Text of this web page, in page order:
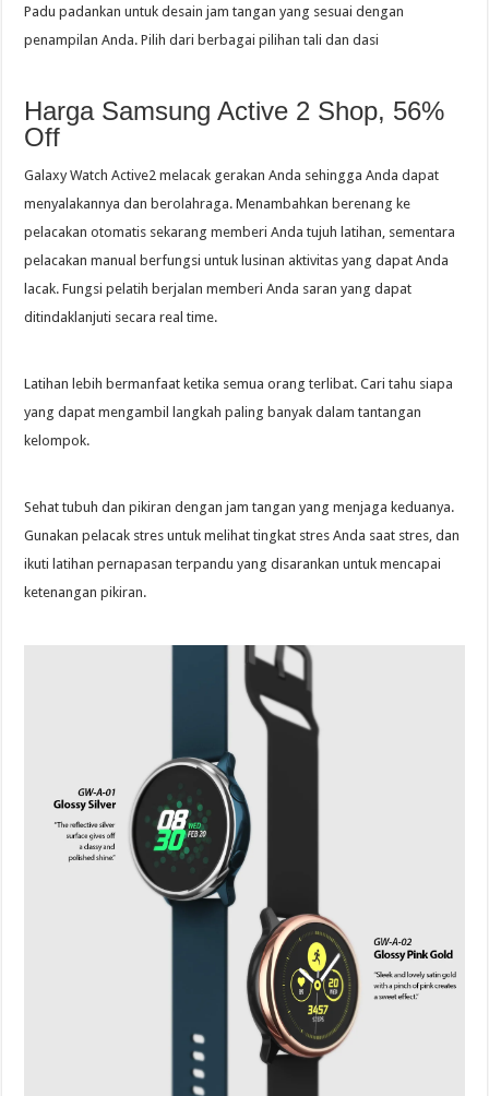
Padu padankan untuk desain jam tangan yang sesuai dengan
penampilan Anda. Pilih dari berbagai pilihan tali dan dasi
Harga Samsung Active 2 Shop, 56%
Off
Galaxy Watch Active2 melacak gerakan Anda sehingga Anda dapat
menyalakannya dan berolahraga. Menambahkan berenang ke
pelacakan otomatis sekarang memberi Anda tujuh latihan, sementara
pelacakan manual berfungsi untuk lusinan aktivitas yang dapat Anda
lacak. Fungsi pelatih berjalan memberi Anda saran yang dapat
ditindaklanjuti secara real time.
Latihan lebih bermanfaat ketika semua orang terlibat. Cari tahu siapa
yang dapat mengambil langkah paling banyak dalam tantangan
kelompok.
Sehat tubuh dan pikiran dengan jam tangan yang menjaga keduanya.
Gunakan pelacak stres untuk melihat tingkat stres Anda saat stres, dan
ikuti latihan pernapasan terpandu yang disarankan untuk mencapai
ketenangan pikiran.